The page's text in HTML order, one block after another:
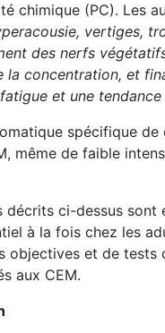
chimique (PC). Les
vertiges,
des nerfs
concentration, et
et une
spécifique
même de faible
décrits ci-dessus
à la fois chez les
objectives et de
aux CEM.